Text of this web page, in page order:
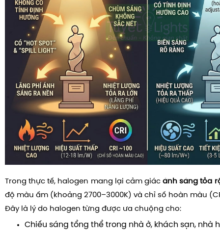
Trong thực tế, halogen mang lại cảm giácánh sáng tỏa
độ màu ấm (khoảng 2700–3000K) và chỉ số hoàn màu
Đây là lý do halogen từng được ưa chuộng cho:
Chiếu sáng tổng thể trong nhà ở, khách sạn, nhà